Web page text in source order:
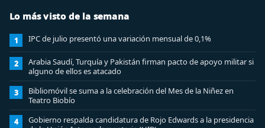
Lo más visto de la semana
1 IPC de julio presentó una variación mensual de 0,1%
2
Arabia Saudí, Turquía y Pakistán firman pacto de apoyo militar si
alguno de ellos es atacado
3
Bibliomóvil se suma a la celebración del Mes de la Niñez en
Teatro Biobío
4
Gobierno respalda candidatura de Rojo Edwards a la presidencia